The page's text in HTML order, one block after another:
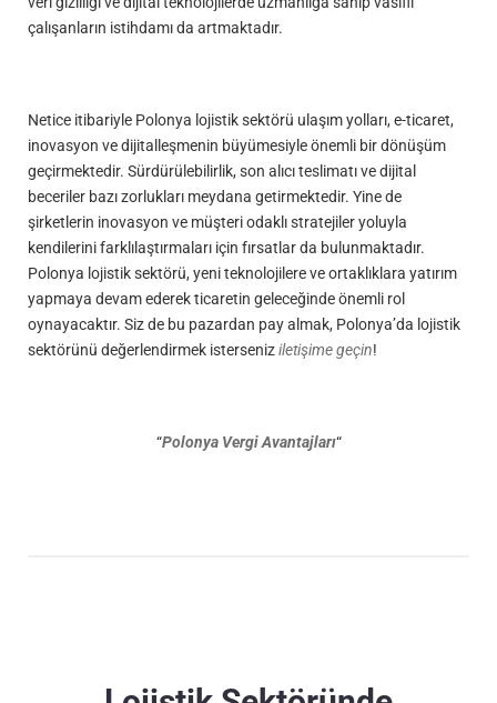
çalışanların istihdamı da artmaktadır.
Netice itibariyle Polonya lojistik sektörü ulaşım yolları, e-ticaret,
inovasyon ve dijitalleşmenin büyümesiyle önemli bir dönüşüm
geçirmektedir. Sürdürülebilirlik, son alıcı teslimatı ve dijital
beceriler bazı zorlukları meydana getirmektedir. Yine de
şirketlerin inovasyon ve müşteri odaklı stratejiler yoluyla
kendilerini farklılaştırmaları için fırsatlar da bulunmaktadır.
Polonya lojistik sektörü, yeni teknolojilere ve ortaklıklara yatırım
yapmaya devam ederek ticaretin geleceğinde önemli rol
oynayacaktır. Siz de bu pazardan pay almak, Polonya’da lojistik
sektörünü değerlendirmek isterseniziletişime geçin!
“Polonya Vergi Avantajları“